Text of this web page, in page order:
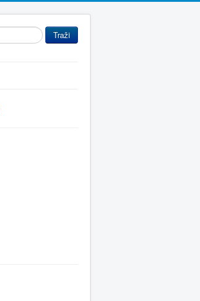
Traži